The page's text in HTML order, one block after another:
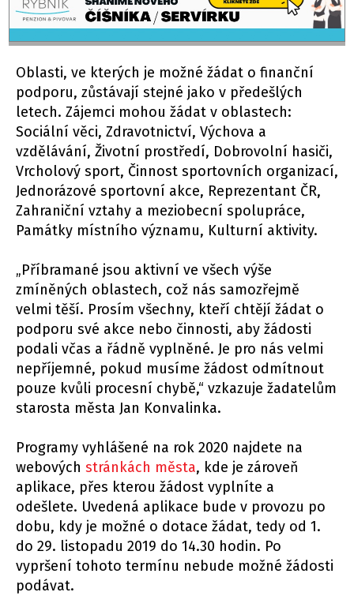
Oblasti, ve kterých je možné žádat o finanční
podporu, zůstávají stejné jako v předešlých
letech. Zájemci mohou žádat v oblastech:
Sociální věci, Zdravotnictví, Výchova a
vzdělávání, Životní prostředí, Dobrovolní hasiči,
Vrcholový sport, Činnost sportovních organizací,
Jednorázové sportovní akce, Reprezentant ČR,
Zahraniční vztahy a meziobecní spolupráce,
Památky místního významu, Kulturní aktivity.
„Příbramané jsou aktivní ve všech výše
zmíněných oblastech, což nás samozřejmě
velmi těší. Prosím všechny, kteří chtějí žádat o
podporu své akce nebo činnosti, aby žádosti
podali včas a řádně vyplněné. Je pro nás velmi
nepříjemné, pokud musíme žádost odmítnout
pouze kvůli procesní chybě,“ vzkazuje žadatelům
starosta města Jan Konvalinka.
Programy vyhlášené na rok 2020 najdete na
webových stránkách města, kde je zároveň
aplikace, přes kterou žádost vyplníte a
odešlete. Uvedená aplikace bude v provozu po
dobu, kdy je možné o dotace žádat, tedy od 1.
do 29. listopadu 2019 do 14.30 hodin. Po
vypršení tohoto termínu nebude možné žádosti
podávat.